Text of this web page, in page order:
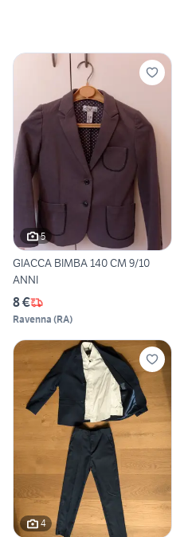
5
GIACCA BIMBA 140 CM 9/10
ANNI
8 €
Ravenna (RA)
4